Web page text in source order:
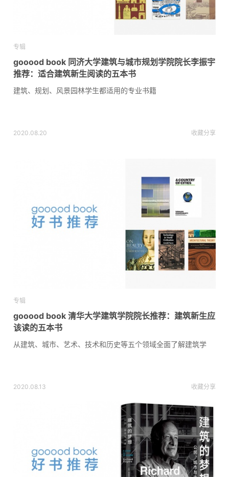
专辑
gooood book 同济大学建筑与城市规划学院院长李振宇
推荐：适合建筑新生阅读的五本书
建筑、规划、风景园林学生都适用的专业书籍
2020.08.20 收藏分享
专辑
gooood book 清华大学建筑学院院长推荐：建筑新生应
该读的五本书
从建筑、城市、艺术、技术和历史等五个领域全面了解建筑学
2020.08.13 收藏分享